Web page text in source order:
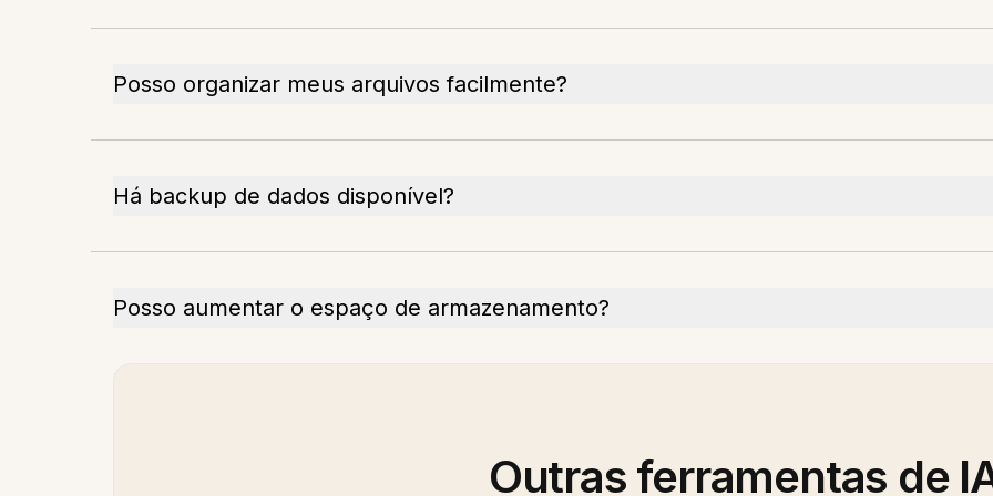
Posso organizar meus arquivos facilmente?
Há backup de dados disponível?
Posso aumentar o espaço de armazenamento?
Outras ferramentas de